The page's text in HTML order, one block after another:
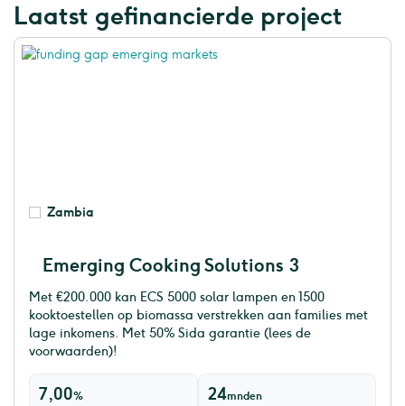
Laatst gefinancierde project
Zambia
Emerging Cooking Solutions 3
Met €200.000 kan ECS 5000 solar lampen en 1500
kooktoestellen op biomassa verstrekken aan families met
lage inkomens. Met 50% Sida garantie (lees de
voorwaarden)!
7,00%
24mnden